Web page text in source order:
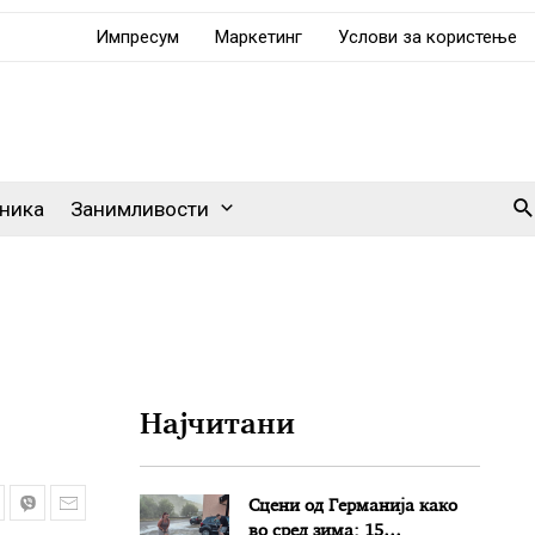
Импресум Маркетинг Услови за користење
Занимливости
Најчитани
Сцени од Германија како
во сред зима: 15